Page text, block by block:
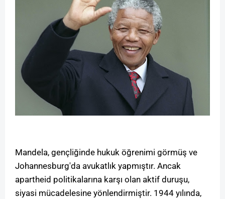
Mandela, gençliğinde hukuk öğrenimi görmüş ve
Johannesburg'da avukatlık yapmıştır. Ancak
apartheid politikalarına karşı olan aktif duruşu,
siyasi mücadelesine yönlendirmiştir. 1944 yılında,